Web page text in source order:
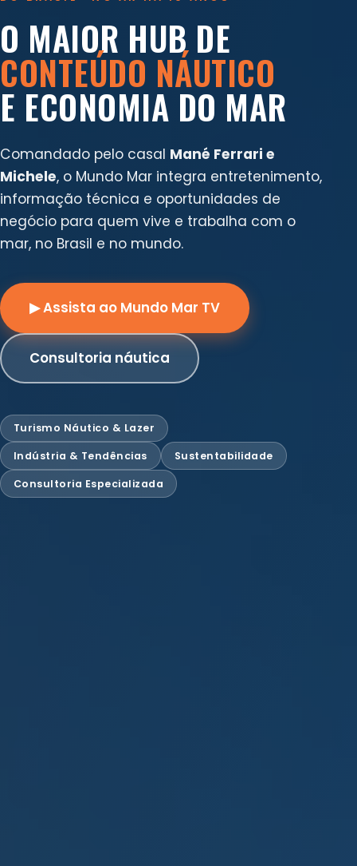
O MAIOR HUB DE
CONTEÚDO NÁUTICO
E ECONOMIA DO MAR
Comandado pelo casal Mané Ferrari e
Michele, o Mundo Mar integra entretenimento,
informação técnica e oportunidades de
negócio para quem vive e trabalha com o
mar, no Brasil e no mundo.
▶ Assista ao Mundo Mar TV
Consultoria náutica
Turismo Náutico & Lazer
Indústria & Tendências Sustentabilidade
Consultoria Especializada